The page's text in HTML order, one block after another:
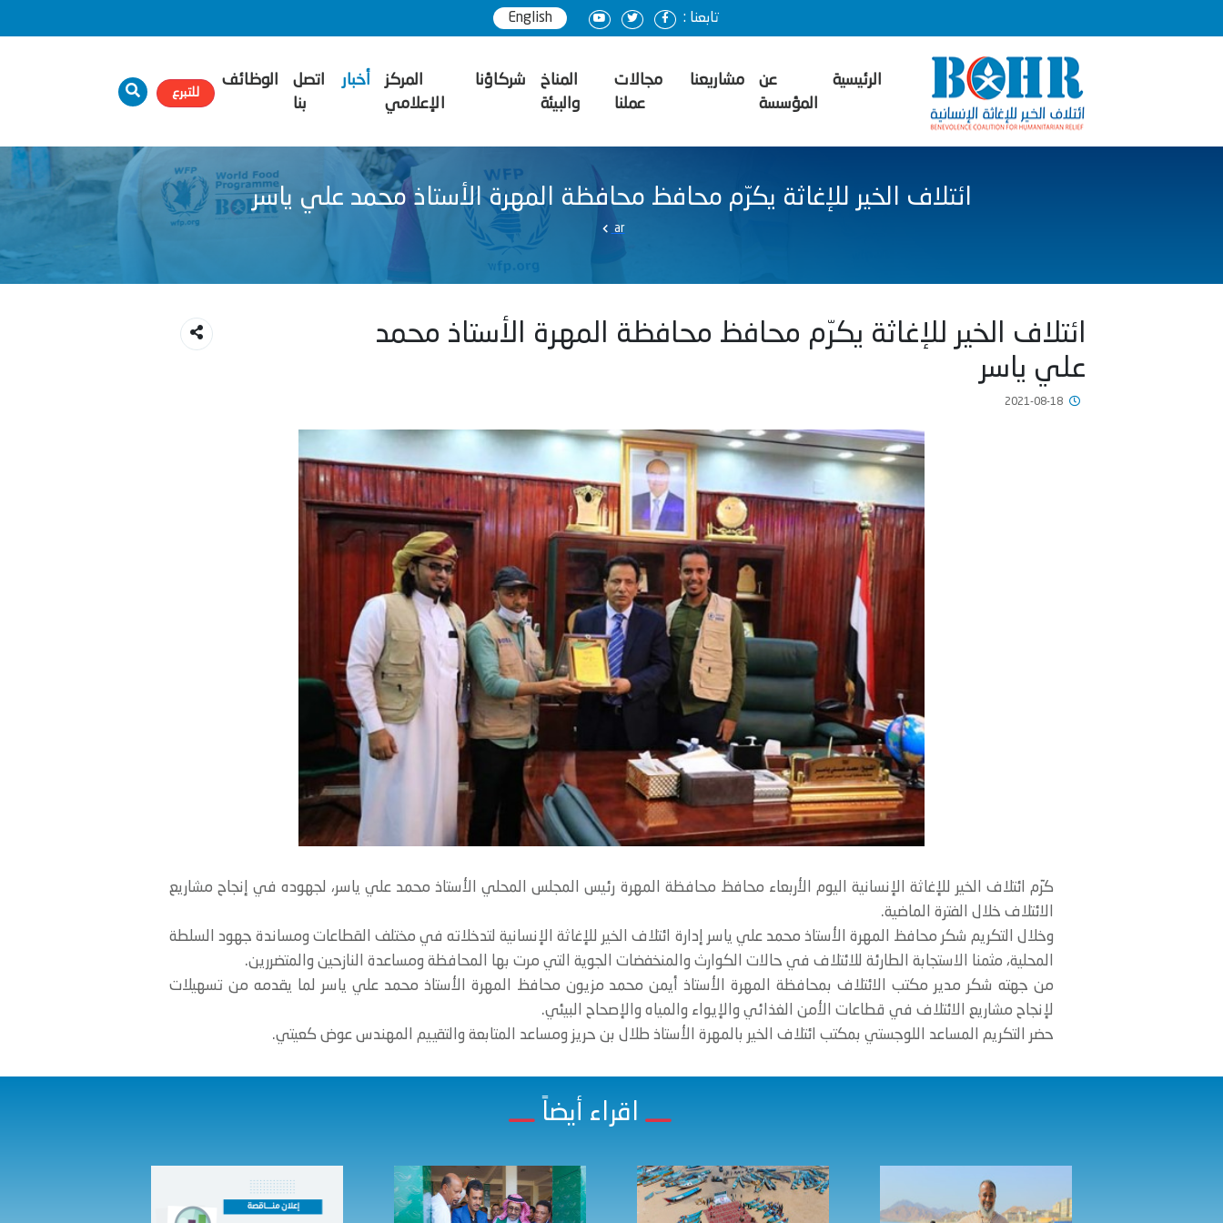
تابعنا : English
الرئيسية
عن
المؤسسة
مشاريعنا
مجالات
عملنا
المناخ
والبيئة
شركاؤنا
المركز
الإعلامي
أخبار
اتصل
بنا
الوظائف
للتبرع
ائتلاف الخير للإغاثة يكرّم محافظ محافظة المهرة الأستاذ محمد علي ياسر
ar
ائتلاف الخير للإغاثة يكرّم محافظ محافظة المهرة الأستاذ محمد
علي ياسر
2021-08-18
كرّم ائتلاف الخير للإغاثة الإنسانية اليوم الأربعاء محافظ محافظة المهرة رئيس المجلس المحلي الأستاذ محمد علي ياسر، لجهوده في إنجاح مشاريع
الائتلاف خلال الفترة الماضية.
وخلال التكريم شكر محافظ المهرة الأستاذ محمد علي ياسر إدارة ائتلاف الخير للإغاثة الإنسانية لتدخلاته في مختلف القطاعات ومساندة جهود السلطة
المحلية، مثمنا الاستجابة الطارئة للائتلاف في حالات الكوارث والمنخفضات الجوية التي مرت بها المحافظة ومساعدة النازحين والمتضررين.
من جهته شكر مدير مكتب الائتلاف بمحافظة المهرة الأستاذ أيمن محمد مزيون محافظ المهرة الأستاذ محمد علي ياسر لما يقدمه من تسهيلات
لإنجاح مشاريع الائتلاف في قطاعات الأمن الغذائي والإيواء والمياه والإصحاح البيئي.
حضر التكريم المساعد اللوجستي بمكتب ائتلاف الخير بالمهرة الأستاذ طلال بن حريز ومساعد المتابعة والتقييم المهندس عوض كعيتي.
اقراء أيضاً